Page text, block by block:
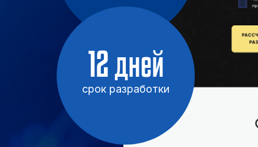
12 дней
срок разработки